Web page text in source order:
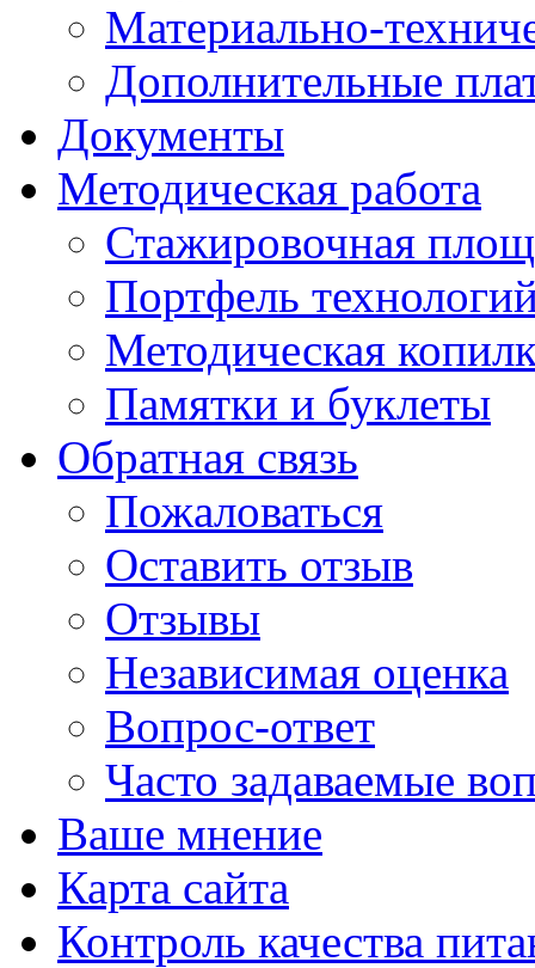
Материально-
Дополнительные
Документы
Методическая работа
Стажировочная
Портфель
Методическая
Памятки и буклеты
Обратная связь
Пожаловаться
Оставить отзыв
Отзывы
Независимая оценка
Вопрос-ответ
Часто задаваемые
Ваше мнение
Карта сайта
Контроль качества